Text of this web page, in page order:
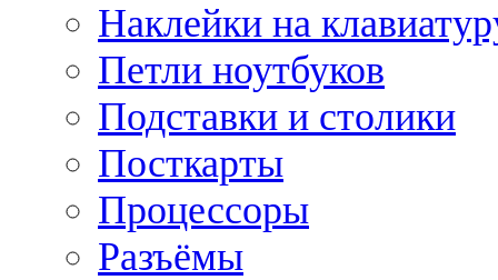
Наклейки на
Петли ноутбуков
Подставки и столики
Посткарты
Процессоры
Разъёмы